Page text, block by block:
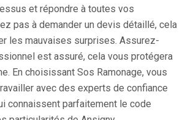
et répondre à toutes vos
pas à demander un devis détaillé, cela
les mauvaises surprises. Assurez-
est assuré, cela vous protégera
En choisissant Sos Ramonage, vous
avec des experts de confiance
connaissent parfaitement le code